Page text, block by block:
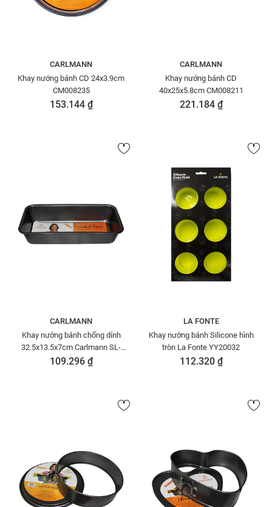
CARLMANN
Khay nướng bánh CD 24x3.9cm
CM008235
153.144 ₫
CARLMANN
Khay nướng bánh CD
40x25x5.8cm CM008211
221.184 ₫
CARLMANN
Khay nướng bánh chống dính
32.5x13.5x7cm Carlmann SL-
L001
109.296 ₫
LA FONTE
Khay nướng bánh Silicone hình
tròn La Fonte YY20032
112.320 ₫